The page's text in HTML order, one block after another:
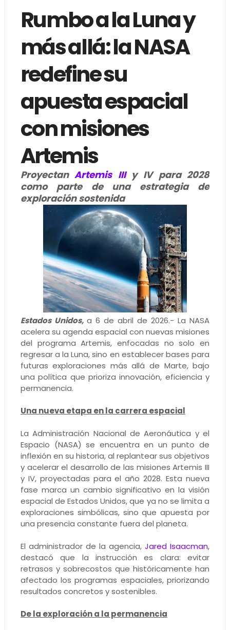
Rumbo a la Luna y
más allá: la NASA
redefine su
apuesta espacial
con misiones
Artemis
ProyectanArtemis IIIy IV para 2028
como parte de una estrategia de
exploración sostenida
Estados Unidos, a 6 de abril de 2026.- La NASA
acelera su agenda espacial con nuevas misiones
del programa Artemis, enfocadas no solo en
regresar a la Luna, sino en establecer bases para
futuras exploraciones más allá de Marte, bajo
una política que prioriza innovación, eficiencia y
permanencia.
Una nueva etapa en la carrera espacial
La Administración Nacional de Aeronáutica y el
Espacio (NASA) se encuentra en un punto de
inflexión en su historia, al replantear sus objetivos
y acelerar el desarrollo de las misiones Artemis III
y IV, proyectadas para el año 2028. Esta nueva
fase marca un cambio significativo en la visión
espacial de Estados Unidos, que ya no se limita a
exploraciones simbólicas, sino que apuesta por
una presencia constante fuera del planeta.
El administrador de la agencia,Jared Isaacman,
destacó que la instrucción es clara: evitar
retrasos y sobrecostos que históricamente han
afectado los programas espaciales, priorizando
resultados concretos y sostenibles.
De la exploración a la permanencia